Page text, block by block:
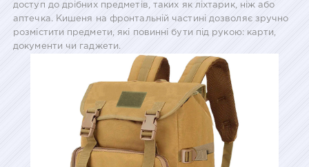
доступ до дрібних предметів, таких як ліхтарик, ніж або
аптечка. Кишеня на фронтальній частині дозволяє зручно
розмістити предмети, які повинні бути під рукою: карти,
документи чи гаджети.